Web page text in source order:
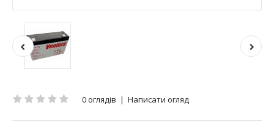
0 оглядів | Написати огляд